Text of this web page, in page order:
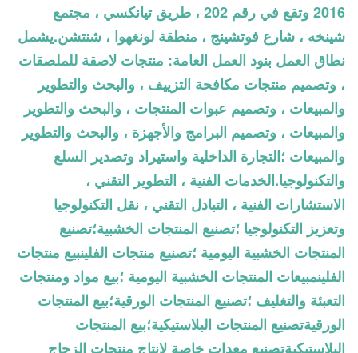
2016 وتقع في رقم 202 ، طريق تيانكسي ، مجتمع
شينخه ، شارع فوتشينج ، منطقة لونغهوا ، شنتشن.يشمل
نطاق العمل بنود العمل العامة: منتجات لاصقة للملصقات
، وتصميم منتجات مكافحة التزييف ، والبحث والتطوير
والمبيعات ، وتصميم عبوات المنتجات ، والبحث والتطوير
والمبيعات ، وتصميم البرامج والأجهزة ، والبحث والتطوير
والمبيعات ؛التجارة الداخلية واستيراد وتصدير السلع
والتكنولوجيا.الخدمات الفنية ، التطوير التقني ،
الاستشارات الفنية ، التبادل التقني ، نقل التكنولوجيا
وتعزيز التكنولوجيا ؛تصنيع المنتجات الخشبية؛تصنيع
المنتجات الخشبية اليومية ؛تصنيع منتجات الفلينبيع منتجات
الفلينمبيعات المنتجات الخشبية اليومية ؛بيع مواد ومنتجات
التعبئة والتغليف ؛تصنيع المنتجات الورقية؛بيع المنتجات
الورقيةتصنيع المنتجات البلاستيكية؛بيع المنتجات
البلاستيكيةتصنيع معدات خاصة لإنتاج منتجات الزجاج